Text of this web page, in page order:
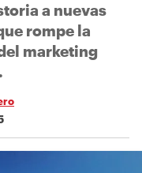
a nuevas
rompe la
marketing